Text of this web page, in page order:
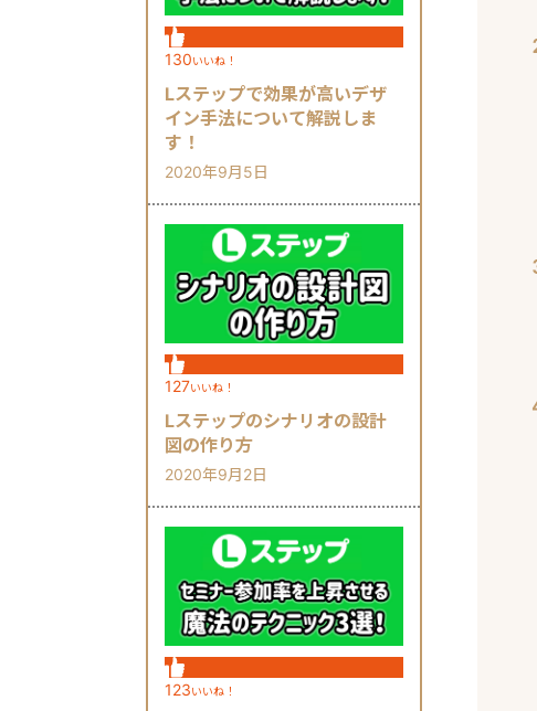
130いいね！
Lステップで効果が高いデザ
イン手法について解説しま
す！
2020年9月5日
127いいね！
Lステップのシナリオの設計
図の作り方
2020年9月2日
123いいね！